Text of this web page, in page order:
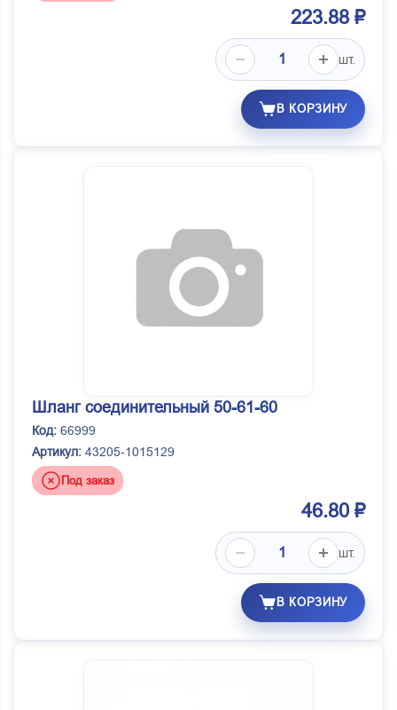
223.88 ₽
шт.
В КОРЗИНУ
Шланг соединительный 50-61-60
Код: 66999
Артикул: 43205-1015129
Под заказ
46.80 ₽
шт.
В КОРЗИНУ